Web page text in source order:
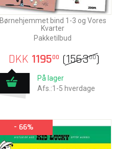
Børnehjemmet bind 1-3 og Vores
Kvarter
Pakketilbud
DKK 119500 (156300)
På lager
Afs.:1-5 hverdage
- 66%